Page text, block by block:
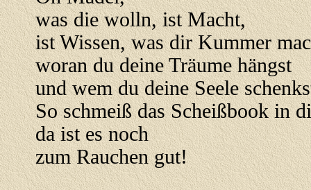
was die wolln, ist Macht,
ist Wissen, was dir Kummer
woran du deine Träume hängst
und wem du deine Seele
So schmeiß das Scheißbook in
da ist es noch
zum Rauchen gut!